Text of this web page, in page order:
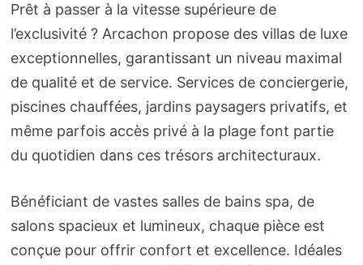
Prêt à passer à la vitesse supérieure de
l’exclusivité ? Arcachon propose des villas de luxe
exceptionnelles, garantissant un niveau maximal
de qualité et de service. Services de conciergerie,
piscines chauffées, jardins paysagers privatifs, et
même parfois accès privé à la plage font partie
du quotidien dans ces trésors architecturaux.
Bénéficiant de vastes salles de bains spa, de
salons spacieux et lumineux, chaque pièce est
conçue pour offrir confort et excellence. Idéales